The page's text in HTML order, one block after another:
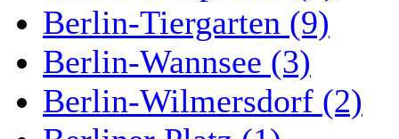
Berlin-Tiergarten (9)
Berlin-Wannsee (3)
Berlin-Wilmersdorf (2)